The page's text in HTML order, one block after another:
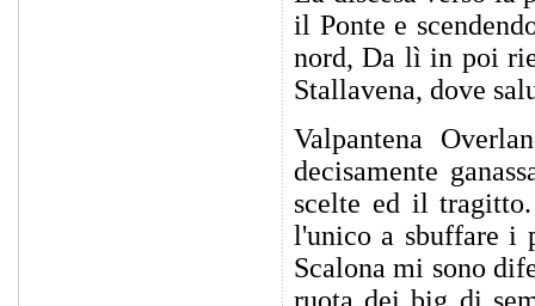
il Ponte e
nord, Da lì in poi
Stallavena, dove
Valpantena
decisamente
scelte ed il
l'unico a sbuffare i
Scalona mi sono
ruota dei big di